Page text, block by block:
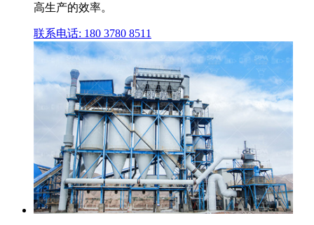
高生产的效率。
联系电话: 180 3780 8511